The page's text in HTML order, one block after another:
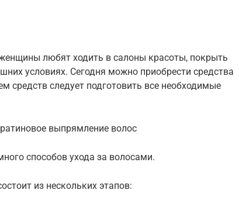
любят ходить в салоны красоты, покрыть
условиях. Сегодня можно приобрести средства
средств следует подготовить все необходимые
выпрямление волос
способов ухода за волосами.
из нескольких этапов: